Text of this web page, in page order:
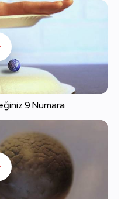
9 Numara